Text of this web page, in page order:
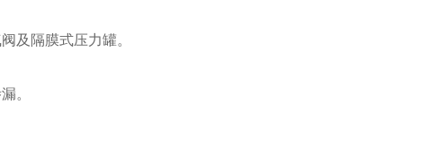
及隔膜式压力罐。
。